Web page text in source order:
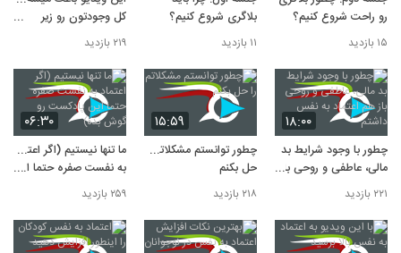
۱۴ بازدید
رو راحت شروع کنیم؟
۱۵ بازدید
بلاگری شروع کنیم؟
۱۱ بازدید
کل وجودتون رو زیر
سوال ببرید !!!
۲۱۹ بازدید
۱۸:۰۰
چطور با وجود شرایط بد
مالی، عاطفی و روحی باز
هم اعتماد به نفس
داشتم
۲۲۱ بازدید
۱۵:۵۹
چطور توانستم مشکلاتم را
حل بکنم
۲۱۸ بازدید
۰۶:۳۰
ما تنها نیستیم (اگر اعتماد
به نفست صفره حتما این
پادکست رو گوش بده)
۲۵۹ بازدید